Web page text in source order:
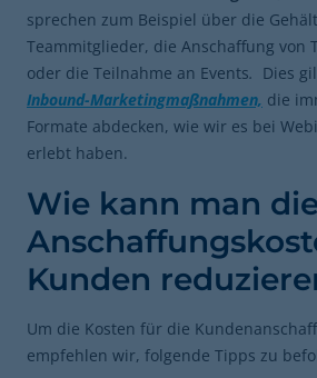
sprechen zum Beispiel über die
Teammitglieder, die Anschaffung von
oder die Teilnahme an Events. Dies
Inbound-Marketingmaßnahmen, die
Formate abdecken, wie wir es bei
erlebt haben.
Wie kann man
Kunden
Um die Kosten für die
empfehlen wir, folgende Tipps zu